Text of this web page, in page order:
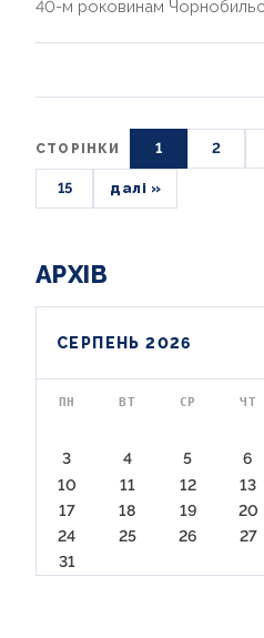
40-м роковинам
СТОРІНКИ 1 2
15 далі »
АРХІВ
СЕРПЕНЬ 2026
ПН ВТ СР ЧТ
3
4 5 6
10
11 12 13
17
18 19 20
24
25 26 27
31